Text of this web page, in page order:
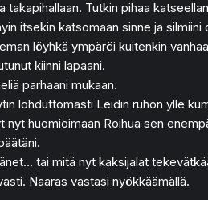
Tutkin pihaa
itsekin katsomaan sinne ja silmiini
löyhkä ympäröi kuitenkin
kiinni lapaani.
parhaani mukaan.
lohduttomasti Leidin ruhon ylle
huomioimaan Roihua sen
tai mitä nyt kaksijalat
Naaras vastasi nyökkäämällä.